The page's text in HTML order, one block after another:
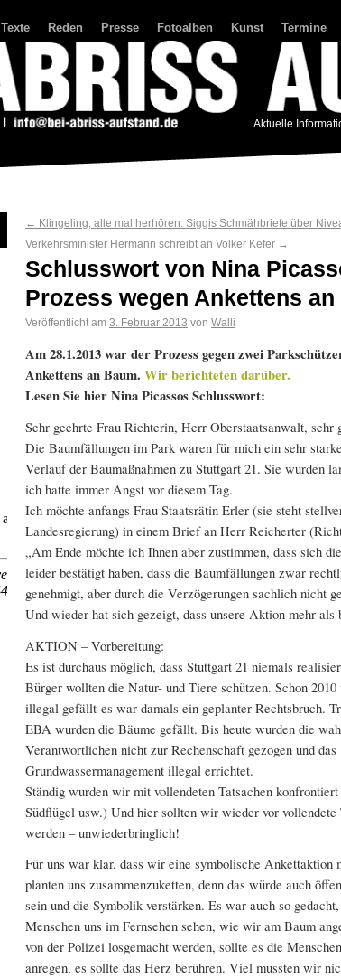
Texte Reden Presse Fotoalben Kunst Termine
Aktuelle
← Klingeling, alle mal herhören: Siggis Schmähbriefe über
Verkehrsminister Hermann schreibt an Volker Kefer →
Schlusswort von Nina
Prozess wegen Ankettens an
Veröffentlicht am 3. Februar 2013 von Walli
Am 28.1.2013 war der Prozess gegen zwei
Ankettens an Baum. Wir berichteten darüber.
Lesen Sie hier Nina Picassos Schlusswort:
Sehr geehrte Frau Richterin, Herr Oberstaatsanwalt, sehr
Die Baumfällungen im Park waren für mich ein sehr
Verlauf der Baumaßnahmen zu Stuttgart 21. Sie wurden
ich hatte immer Angst vor diesem Tag.
Ich möchte anfangs Frau Staatsrätin Erler (sie steht
Landesregierung) in einem Brief an Herr Reicherter
„Am Ende möchte ich Ihnen aber zustimmen, dass sich
leider bestätigt haben, dass die Baumfällungen zwar
genehmigt, aber durch die Verzögerungen sachlich nicht
Und wieder hat sich gezeigt, dass unsere Aktion mehr als
AKTION – Vorbereitung:
Es ist durchaus möglich, dass Stuttgart 21 niemals
Bürger wollten die Natur- und Tiere schützen. Schon
illegal gefällt-es war damals ein geplanter Rechtsbruch.
EBA wurden die Bäume gefällt. Bis heute wurden die
Verantwortlichen nicht zur Rechenschaft gezogen und das
Grundwassermanagement illegal errichtet.
Ständig wurden wir mit vollendeten Tatsachen
Südflügel usw.) Und hier sollten wir wieder vor vollendete
werden – unwiederbringlich!
Für uns war klar, dass wir eine symbolische Ankettaktion
planten uns zusammenzuketten, denn das würde auch
sein und die Symbolik verstärken. Es war auch so
Menschen uns im Fernsehen sehen, wie wir am Baum
von der Polizei losgemacht werden, sollte es die
anregen, es sollte das Herz berühren. Viel mussten wir